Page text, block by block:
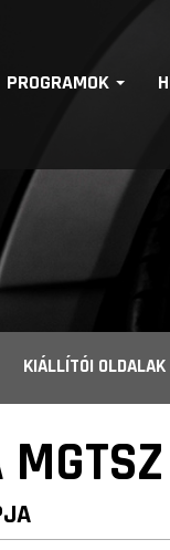
PROGRAMOK
KIÁLLÍTÓI OLDALAK